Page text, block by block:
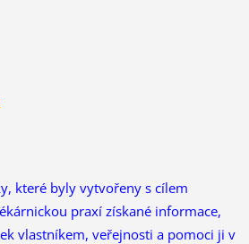
které byly vytvořeny s cílem
praxí získané informace,
vlastníkem, veřejnosti a pomoci ji v